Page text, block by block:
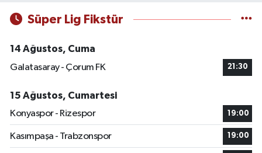
Süper Lig Fikstür
14 Ağustos, Cuma
Galatasaray - Çorum FK
21:30
15 Ağustos, Cumartesi
Konyaspor - Rizespor
19:00
Kasımpaşa - Trabzonspor 19:00